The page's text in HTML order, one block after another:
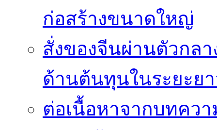
ก่อสร้างขนาดใหญ่
สั่งของจีนผ่านตัวกลา
ด้านต้นทุนในระยะย
ต่อเนื้อหาจากบทคว